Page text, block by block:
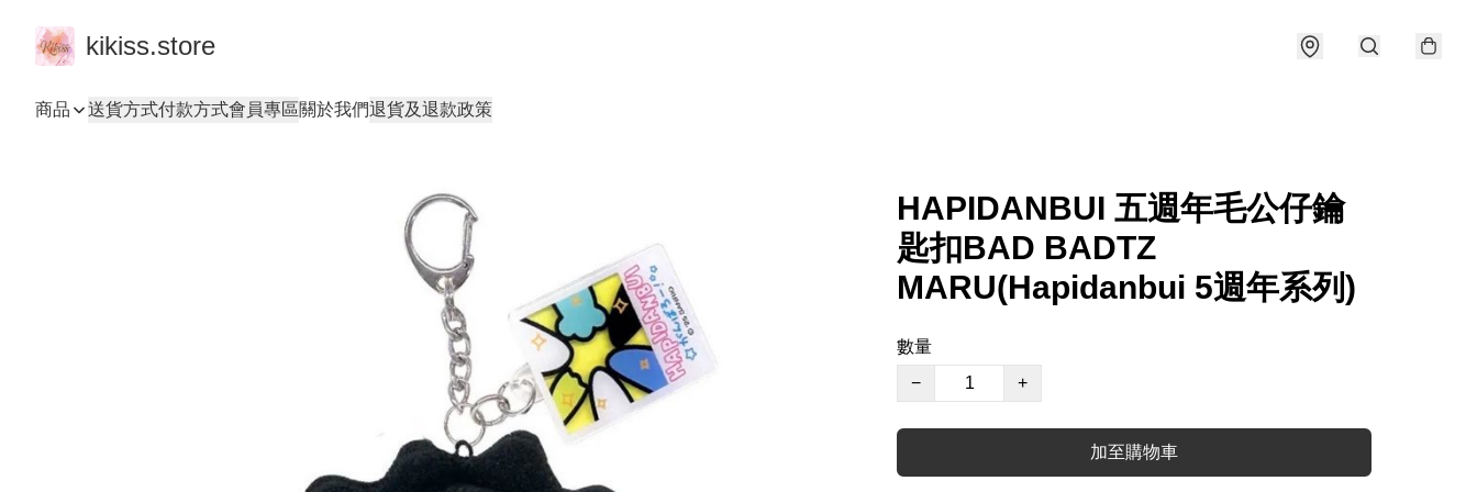
kikiss.store
商品 送貨方式付款方式會員專區關於我們退貨及退款政策
HAPIDANBUI 五週年毛公仔鑰
匙扣BAD BADTZ
MARU(Hapidanbui 5週年系列)
數量
−
+
加至購物車